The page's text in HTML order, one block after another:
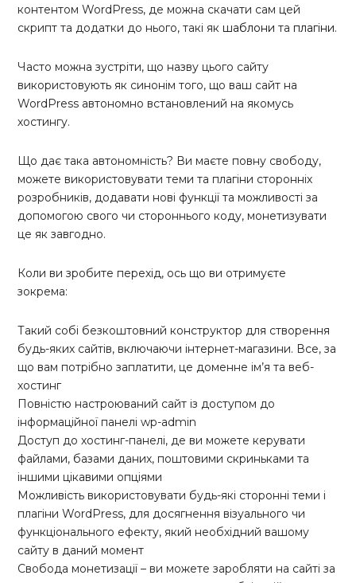
контентом WordPress, де можна скачати сам цей
скрипт та додатки до нього, такі як шаблони та плагіни.
Часто можна зустріти, що назву цього сайту
використовують як синонім того, що ваш сайт на
WordPress автономно встановлений на якомусь
хостингу.
Що дає така автономність? Ви маєте повну свободу,
можете використовувати теми та плагіни сторонніх
розробників, додавати нові функції та можливості за
допомогою свого чи стороннього коду, монетизувати
це як завгодно.
Коли ви зробите перехід, ось що ви отримуєте
зокрема:
Такий собі безкоштовний конструктор для створення
будь-яких сайтів, включаючи інтернет-магазини. Все, за
що вам потрібно заплатити, це доменне ім’я та веб-
хостинг
Повністю настроюваний сайт із доступом до
інформаційної панелі wp-admin
Доступ до хостинг-панелі, де ви можете керувати
файлами, базами даних, поштовими скриньками та
іншими цікавими опціями
Можливість використовувати будь-які сторонні теми і
плагіни WordPress, для досягнення візуального чи
функціонального ефекту, який необхідний вашому
сайту в даний момент
Свобода монетизації – ви можете заробляти на сайті за